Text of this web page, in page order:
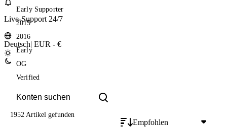
Live-Support 24/7
Deutsch| EUR - €
Early Supporter
2015
2016
Early
OG
Verified
Empfohlen
1952 Artikel gefunden